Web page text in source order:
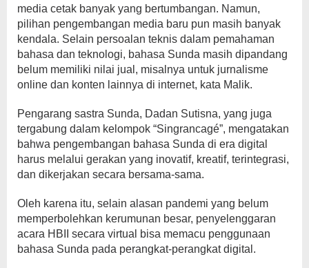
media cetak banyak yang bertumbangan. Namun,
pilihan pengembangan media baru pun masih banyak
kendala. Selain persoalan teknis dalam pemahaman
bahasa dan teknologi, bahasa Sunda masih dipandang
belum memiliki nilai jual, misalnya untuk jurnalisme
online dan konten lainnya di internet, kata Malik.
Pengarang sastra Sunda, Dadan Sutisna, yang juga
tergabung dalam kelompok “Singrancagé”, mengatakan
bahwa pengembangan bahasa Sunda di era digital
harus melalui gerakan yang inovatif, kreatif, terintegrasi,
dan dikerjakan secara bersama-sama.
Oleh karena itu, selain alasan pandemi yang belum
memperbolehkan kerumunan besar, penyelenggaran
acara HBII secara virtual bisa memacu penggunaan
bahasa Sunda pada perangkat-perangkat digital.